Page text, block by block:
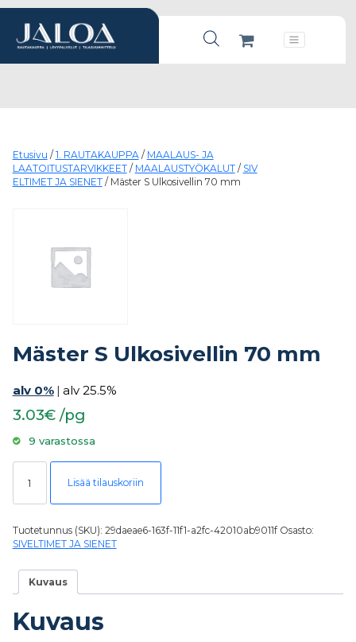
Products search
Päävalikko
Etusivu / 1. RAUTAKAUPPA/ MAALAUS- JA
LAATOITUSTARVIKKEET/ MAALAUSTYÖKALUT/ SIV
ELTIMET JA SIENET/ Mäster S Ulkosivellin 70 mm
Mäster S Ulkosivellin 70 mm
alv 0% | alv 25.5%
3.03€ /pg
9 varastossa
Mäster S Ulkosivellin 70 mm määrä
Lisää tilauskoriin
Tuotetunnus (SKU): 29daeae6-163f-11f1-a2fc-42010ab9011f Osasto:
SIVELTIMET JA SIENET
Kuvaus
Kuvaus